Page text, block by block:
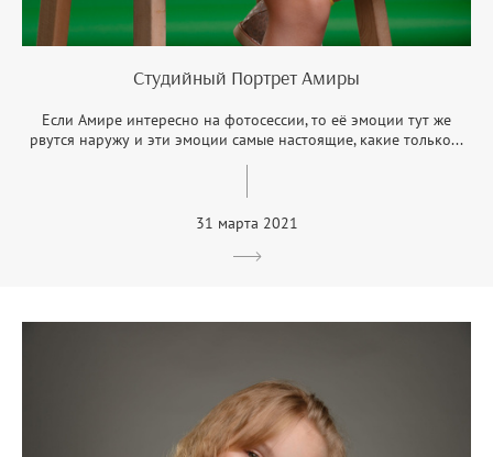
Студийный Портрет Амиры
Если Амире интересно на фотосессии, то её эмоции тут же
рвутся наружу и эти эмоции самые настоящие, какие только...
31 марта 2021